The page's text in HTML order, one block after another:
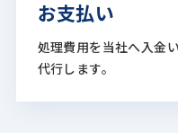
お支払い
処理費用を当社へ入金
代行します。